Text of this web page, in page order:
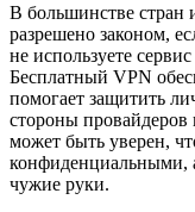
В большинстве стран
разрешено законом,
не используете
Бесплатный VPN
помогает защитить
стороны провайдеров
может быть уверен,
конфиденциальными,
чужие руки.